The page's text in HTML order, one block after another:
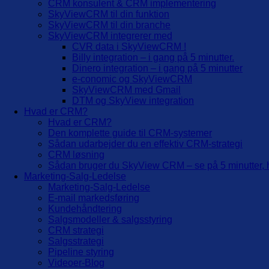
CRM konsulent & CRM implementering
SkyViewCRM til din funktion
SkyViewCRM til din branche
SkyViewCRM integrerer med
CVR data i SkyViewCRM !
Billy integration – i gang på 5 minutter.
Dinero integration – i gang på 5 minutter
e-conomic og SkyViewCRM
SkyViewCRM med Gmail
DTM og SkyView integration
Hvad er CRM?
Hvad er CRM?
Den komplette guide til CRM-systemer
Sådan udarbejder du en effektiv CRM-strategi
CRM løsning
Sådan bruger du SkyView CRM – se på 5 minutter,
Marketing-Salg-Ledelse
Marketing-Salg-Ledelse
E-mail markedsføring
Kundehåndtering
Salgsmodeller & salgsstyring
CRM strategi
Salgsstrategi
Pipeline styring
Videoer-Blog